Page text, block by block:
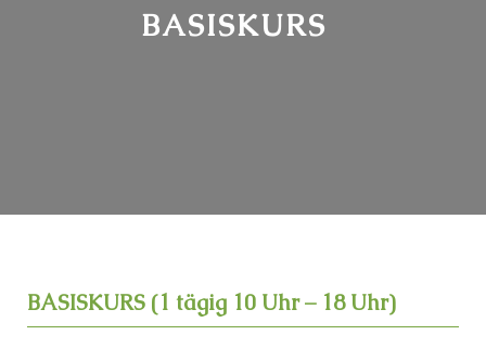
BASISKURS
BASISKURS (1 tägig 10 Uhr – 18 Uhr)